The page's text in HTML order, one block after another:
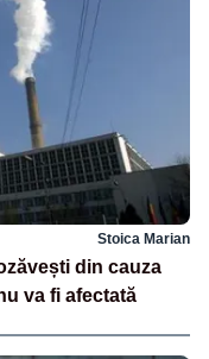
Stoica Marian
din cauza
va fi afectată